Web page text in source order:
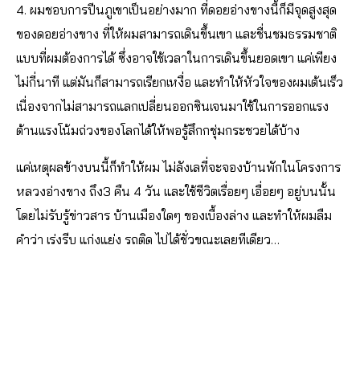
4. ผมชอบการปีนภูเขาเป็นอย่างมาก ที่ดอยอ่างขางนี้ก็มีจุดสูงสุด
ของดอยอ่างขาง ที่ให้ผมสามารถเดินขึ้นเขา และชื่นชมธรรมชาติ
แบบที่ผมต้องการได้ ซึ่งอาจใช้เวลาในการเดินขึ้นยอดเขา แค่เพียง
ไม่กี่นาที แต่มันก็สามารถเรียกเหงื่อ และทำให้หัวใจของผมเต้นเร็ว
เนื่องจากไม่สามารถแลกเปลี่ยนออกซินเจนมาใช้ในการออกแรง
ต้านแรงโน้มถ่วงของโลกได้ให้พอรู้สึกกชุ่มกระชวยได้บ้าง
แค่เหตุผลข้างบนนี้ก็ทำให้ผม ไม่ลังเลที่จะจองบ้านพักในโครงการ
หลวงอ่างขาง ถึง3 คืน 4 วัน และใช้ชีวิตเรื่อยๆ เอื่อยๆ อยู่บนนั้น
โดยไม่รับรู้ข่าวสาร บ้านเมืองใดๆ ของเบื้องล่าง และทำให้ผมลืม
คำว่า เร่งรีบ แก่งแย่ง รถติด ไปได้ชั่วขณะเลยทีเดียว…